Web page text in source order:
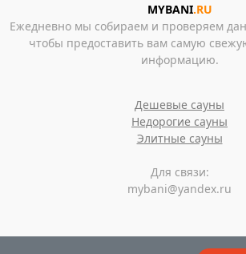
MYBANI.RU
Ежедневно мы собираем и проверяем
чтобы предоставить вам самую
информацию.
Дешевые сауны
Недорогие сауны
Элитные сауны
Для связи:
mybani@yandex.ru